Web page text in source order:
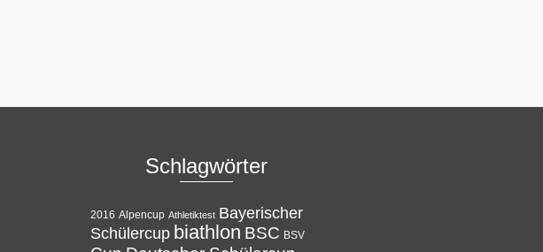
Schlagwörter
2016 Alpencup Athletiktest Bayerischer
Schülercup biathlon BSC BSV